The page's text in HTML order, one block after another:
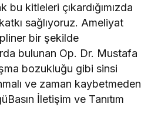
kitleleri çıkardığımızda
sağlıyoruz. Ameliyat
bir şekilde
bulunan Op. Dr. Mustafa
bozukluğu gibi sinsi
ve zaman kaybetmeden
İletişim ve Tanıtım